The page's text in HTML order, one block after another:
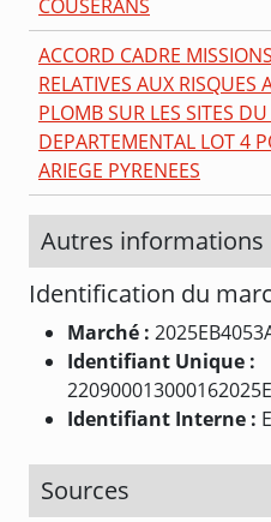
COUSERANS
ACCORD CADRE MISSIONS
RELATIVES AUX RISQUES
PLOMB SUR LES SITES
DEPARTEMENTAL LOT 4
ARIEGE PYRENEES
Autres informations
Identification du
Marché :
Identifiant Unique :
Identifiant Interne :
Sources